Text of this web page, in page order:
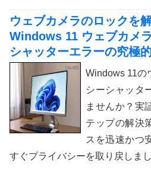
ウェブカメラのロックを
Windows 11 ウェブカメ
シャッターエラーの究極
Windows 11の
シーシャッタ
ませんか？実
テップの解決
スを迅速かつ
すぐプライバシーを取り戻しまし